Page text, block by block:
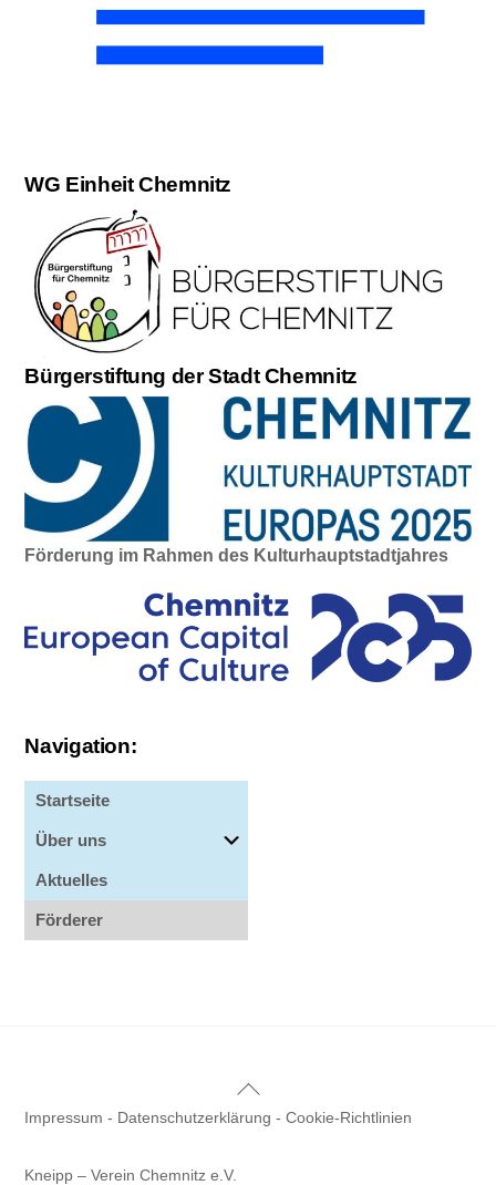
WG Einheit Chemnitz
Bürgerstiftung der Stadt Chemnitz
Förderung im Rahmen des Kulturhauptstadtjahres
Navigation:
Startseite
Über uns
Aktuelles
Förderer
Back
To
Impressum- Datenschutzerklärung -Cookie-Richtlinien
Kneipp – Verein Chemnitz e.V.